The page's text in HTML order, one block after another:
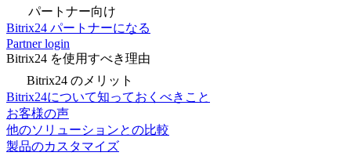
パートナー向け
Bitrix24 パートナーになる
Partner login
Bitrix24 を使用すべき理由
Bitrix24 のメリット
Bitrix24について知っておくべきこと
お客様の声
他のソリューションとの比較
製品のカスタマイズ